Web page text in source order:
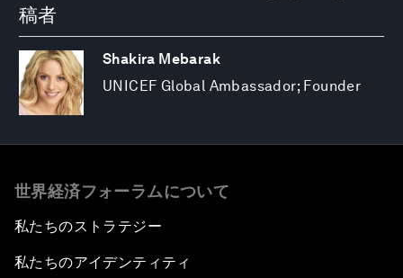
稿者
Shakira Mebarak
UNICEF Global Ambassador; Founder
世界経済フォーラムについて
私たちのストラテジー
私たちのアイデンティティ